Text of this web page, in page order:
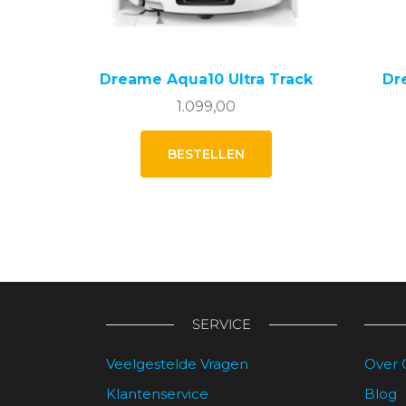
Dreame Aqua10 Ultra Track
1.099,00
BESTELLEN
SERVICE
Veelgestelde Vragen
Klantenservice
Over
Blog